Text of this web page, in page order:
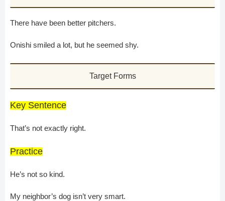
There have been better pitchers.
Onishi smiled a lot, but he seemed shy.
Target Forms
Key Sentence
That’s not exactly right.
Practice
He’s not so kind.
My neighbor’s dog isn’t very smart.